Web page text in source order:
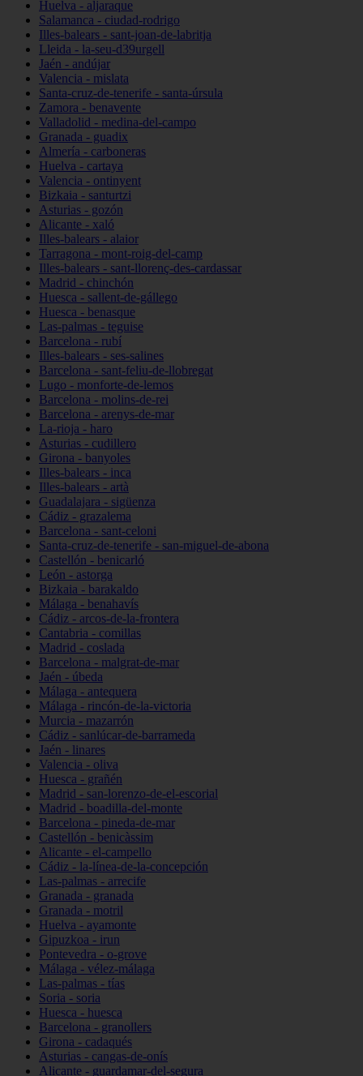
Huelva - aljaraque
Salamanca - ciudad-rodrigo
Illes-balears - sant-joan-de-labritja
Lleida - la-seu-d39urgell
Jaén - andújar
Valencia - mislata
Santa-cruz-de-tenerife - santa-úrsula
Zamora - benavente
Valladolid - medina-del-campo
Granada - guadix
Almería - carboneras
Huelva - cartaya
Valencia - ontinyent
Bizkaia - santurtzi
Asturias - gozón
Alicante - xaló
Illes-balears - alaior
Tarragona - mont-roig-del-camp
Illes-balears - sant-llorenç-des-cardassar
Madrid - chinchón
Huesca - sallent-de-gállego
Huesca - benasque
Las-palmas - teguise
Barcelona - rubí
Illes-balears - ses-salines
Barcelona - sant-feliu-de-llobregat
Lugo - monforte-de-lemos
Barcelona - molins-de-rei
Barcelona - arenys-de-mar
La-rioja - haro
Asturias - cudillero
Girona - banyoles
Illes-balears - inca
Illes-balears - artà
Guadalajara - sigüenza
Cádiz - grazalema
Barcelona - sant-celoni
Santa-cruz-de-tenerife - san-miguel-de-abona
Castellón - benicarló
León - astorga
Bizkaia - barakaldo
Málaga - benahavís
Cádiz - arcos-de-la-frontera
Cantabria - comillas
Madrid - coslada
Barcelona - malgrat-de-mar
Jaén - úbeda
Málaga - antequera
Málaga - rincón-de-la-victoria
Murcia - mazarrón
Cádiz - sanlúcar-de-barrameda
Jaén - linares
Valencia - oliva
Huesca - grañén
Madrid - san-lorenzo-de-el-escorial
Madrid - boadilla-del-monte
Barcelona - pineda-de-mar
Castellón - benicàssim
Alicante - el-campello
Cádiz - la-línea-de-la-concepción
Las-palmas - arrecife
Granada - granada
Granada - motril
Huelva - ayamonte
Gipuzkoa - irun
Pontevedra - o-grove
Málaga - vélez-málaga
Las-palmas - tías
Soria - soria
Huesca - huesca
Barcelona - granollers
Girona - cadaqués
Asturias - cangas-de-onís
Alicante - guardamar-del-segura